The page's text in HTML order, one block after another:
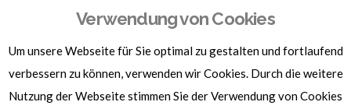
Für Spendenbescheinigungen, Sachspenden und weitere
Informationen, hier klicken.
Verwendung von Cookies
Um unsere Webseite für Sie optimal zu gestalten und fortlaufend
verbessern zu können, verwenden wir Cookies. Durch die weitere
Nutzung der Webseite stimmen Sie der Verwendung von Cookies